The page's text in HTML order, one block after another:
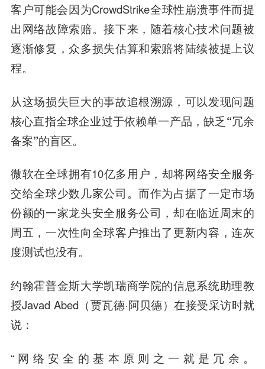
客户可能会因为CrowdStrike全球性崩溃事件而提
出网络故障索赔。接下来，随着核心技术问题被
逐渐修复，众多损失估算和索赔将陆续被提上议
程。
从这场损失巨大的事故追根溯源，可以发现问题
核心直指全球企业过于依赖单一产品，缺乏“冗余
备案”的盲区。
微软在全球拥有10亿多用户，却将网络安全服务
交给全球少数几家公司。而作为占据了一定市场
份额的一家龙头安全服务公司，却在临近周末的
周五，一次性向全球客户推出了更新内容，连灰
度测试也没有。
约翰霍普金斯大学凯瑞商学院的信息系统助理教
授Javad Abed（贾瓦德·阿贝德）在接受采访时就
说：
“网络安全的基本原则之一就是冗余。